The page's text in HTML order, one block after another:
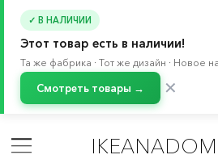
✓ В НАЛИЧИИ
Этот товар есть в наличии!
Та же фабрика · Тот же дизайн · Новое
Смотреть товары → ✕
Обеденные группы
/ Стол и 4 стула